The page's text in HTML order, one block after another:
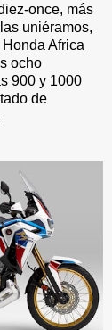
once, más
uniéramos,
Africa
ocho
900 y 1000
de